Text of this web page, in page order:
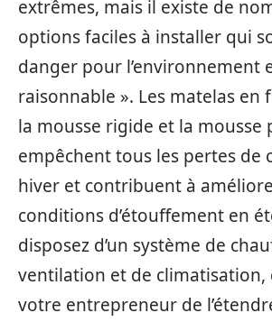
extrêmes, mais il existe de
options faciles à installer qui
danger pour l’environnement
raisonnable ». Les matelas en
la mousse rigide et la mousse
empêchent tous les pertes de
hiver et contribuent à
conditions d’étouffement en
disposez d’un système de
ventilation et de climatisation,
votre entrepreneur de